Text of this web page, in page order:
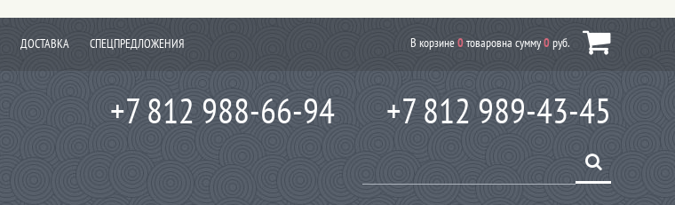
ДОСТАВКА СПЕЦПРЕДЛОЖЕНИЯ В корзине0товаровна сумму0руб.
+7 812 988-66-94 +7 812 989-43-45